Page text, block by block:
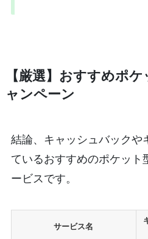
【厳選】おすすめポ
ャンペーン
結論、キャッシュバックや
ているおすすめのポケット
ービスです。
サービス名